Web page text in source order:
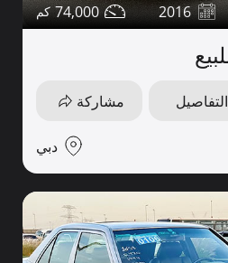
2016
74,000
التفاصيل مشاركة
دبي